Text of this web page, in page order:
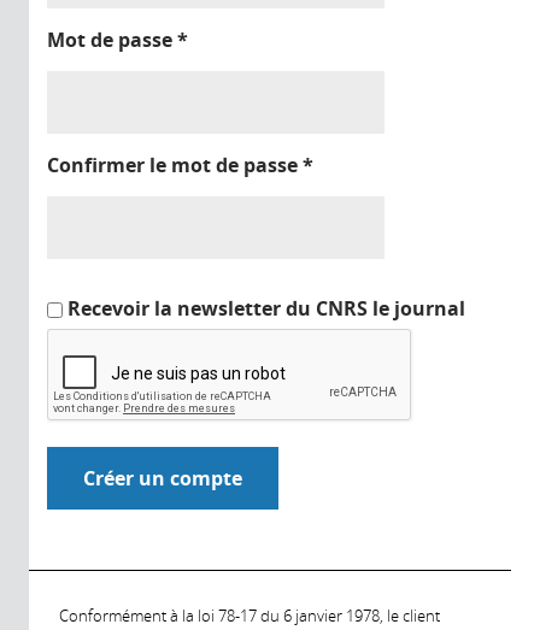
Mot de passe*
Confirmer le mot de passe*
Recevoir la newsletter du CNRS le journal
Conformément à la loi 78-17 du 6 janvier 1978, le client